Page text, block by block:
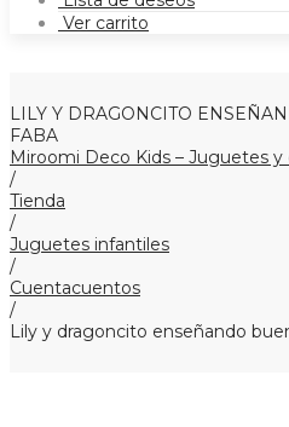
Ver carrito
LILY Y DRAGONCITO
FABA
Miroomi Deco Kids – Juguetes
/
Tienda
/
Juguetes infantiles
/
Cuentacuentos
/
Lily y dragoncito enseñando